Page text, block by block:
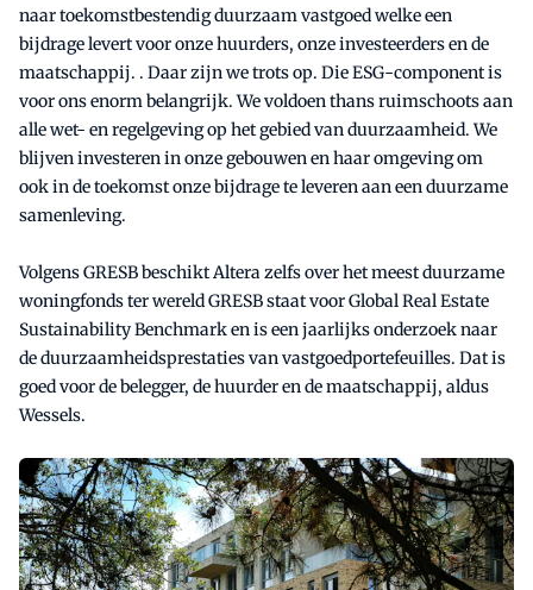
naar toekomstbestendig duurzaam vastgoed welke een
bijdrage levert voor onze huurders, onze investeerders en de
maatschappij. . Daar zijn we trots op. Die ESG-component is
voor ons enorm belangrijk. We voldoen thans ruimschoots aan
alle wet- en regelgeving op het gebied van duurzaamheid. We
blijven investeren in onze gebouwen en haar omgeving om
ook in de toekomst onze bijdrage te leveren aan een duurzame
samenleving.
Volgens GRESB beschikt Altera zelfs over het meest duurzame
woningfonds ter wereld GRESB staat voor Global Real Estate
Sustainability Benchmark en is een jaarlijks onderzoek naar
de duurzaamheidsprestaties van vastgoedportefeuilles. Dat is
goed voor de belegger, de huurder en de maatschappij, aldus
Wessels.